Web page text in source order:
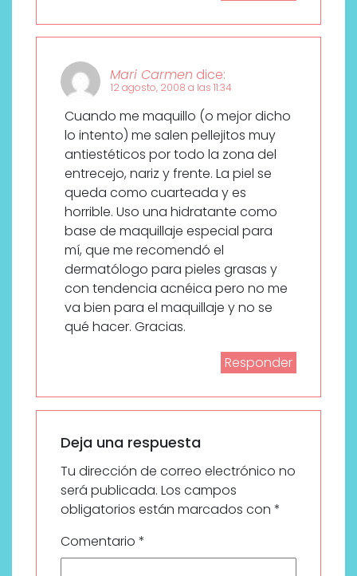
Mari Carmen dice:
12 agosto, 2008 a las 11:34
Cuando me maquillo (o mejor dicho
lo intento) me salen pellejitos muy
antiestéticos por todo la zona del
entrecejo, nariz y frente. La piel se
queda como cuarteada y es
horrible. Uso una hidratante como
base de maquillaje especial para
mí, que me recomendó el
dermatólogo para pieles grasas y
con tendencia acnéica pero no me
va bien para el maquillaje y no se
qué hacer. Gracias.
Responder
Deja una respuesta
Tu dirección de correo electrónico no
será publicada. Los campos
obligatorios están marcados con *
Comentario *